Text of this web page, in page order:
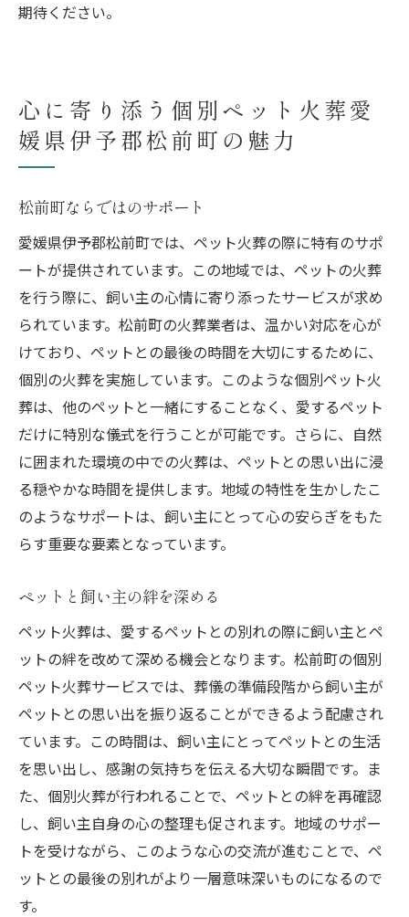
期待ください。
心に寄り添う個別ペット火葬愛
媛県伊予郡松前町の魅力
松前町ならではのサポート
愛媛県伊予郡松前町では、ペット火葬の際に特有のサポ
ートが提供されています。この地域では、ペットの火葬
を行う際に、飼い主の心情に寄り添ったサービスが求め
られています。松前町の火葬業者は、温かい対応を心が
けており、ペットとの最後の時間を大切にするために、
個別の火葬を実施しています。このような個別ペット火
葬は、他のペットと一緒にすることなく、愛するペット
だけに特別な儀式を行うことが可能です。さらに、自然
に囲まれた環境の中での火葬は、ペットとの思い出に浸
る穏やかな時間を提供します。地域の特性を生かしたこ
のようなサポートは、飼い主にとって心の安らぎをもた
らす重要な要素となっています。
ペットと飼い主の絆を深める
ペット火葬は、愛するペットとの別れの際に飼い主とペ
ットの絆を改めて深める機会となります。松前町の個別
ペット火葬サービスでは、葬儀の準備段階から飼い主が
ペットとの思い出を振り返ることができるよう配慮され
ています。この時間は、飼い主にとってペットとの生活
を思い出し、感謝の気持ちを伝える大切な瞬間です。ま
た、個別火葬が行われることで、ペットとの絆を再確認
し、飼い主自身の心の整理も促されます。地域のサポー
トを受けながら、このような心の交流が進むことで、ペ
ットとの最後の別れがより一層意味深いものになるので
す。